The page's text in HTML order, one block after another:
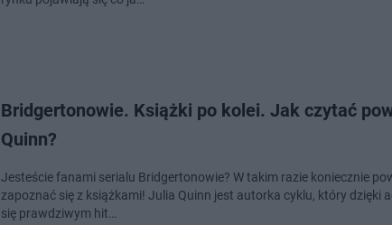
Bridgertonowie. Książki po kolei. Jak czytać
Quinn?
Jesteście fanami serialu Bridgertonowie? W takim razie koniecznie
zapoznać się z książkami! Julia Quinn jest autorka cyklu, który dzięki
się prawdziwym hit…